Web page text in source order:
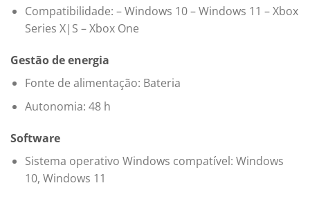
Compatibilidade: – Windows 10 – Windows 11 – Xbox
Series X|S – Xbox One
Gestão de energia
Fonte de alimentação: Bateria
Autonomia: 48 h
Software
Sistema operativo Windows compatível: Windows
10, Windows 11